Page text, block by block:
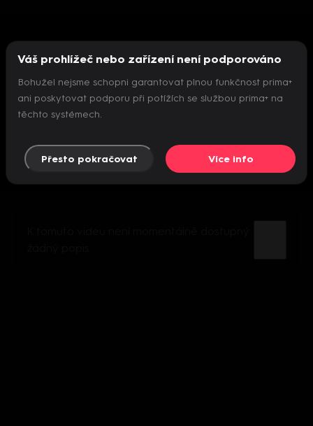
Nepodařilo se inicializovat přehrávač
Váš prohlížeč nebo zařízení není podporováno
Bohužel nejsme schopni garantovat plnou funkčnost prima+
ani poskytovat podporu při potížích se službou prima+ na
těchto systémech.
Přesto pokračovat Více info